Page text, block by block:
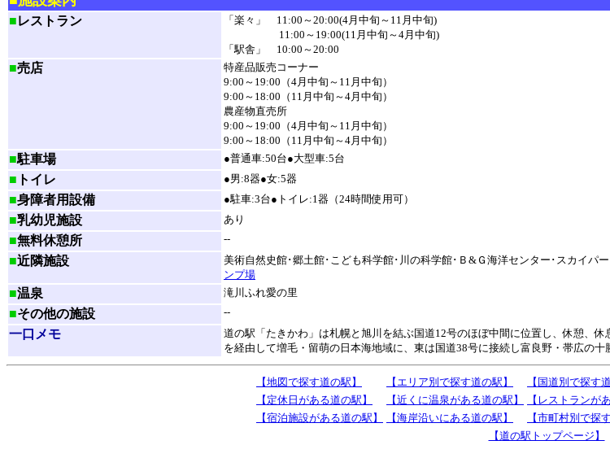
■レストラン
「楽々」 11:00～20:00(4月中旬～11月中旬)
11:00～19:00(11月中旬～4月中旬)
「駅舎」 10:00～20:00
■売店
特産品販売コーナー
9:00～19:00（4月中旬～11月中旬）
9:00～18:00（11月中旬～4月中旬）
農産物直売所
9:00～19:00（4月中旬～11月中旬）
9:00～18:00（11月中旬～4月中旬）
■駐車場 ●普通車:50台●大型車:5台
■ トイレ ●男:8器●女:5器
■身障者用設備 ●駐車:3台●トイレ:1器（24時間使用可）
■乳幼児施設 あり
■無料休憩所 --
■近隣施設 美術自然史館･郷土館･こども科学館･川の科学館･Ｂ&Ｇ海洋センター･スカイパー
ンプ場
■温泉 滝川ふれ愛の里
■その他の施設 --
一口メモ
道の駅「たきかわ」は札幌と旭川を結ぶ国道12号のほぼ中間に位置し、休憩、
を経由して増毛・留萌の日本海地域に、東は国道38号に接続し富良野・帯広の十
【地図で探す道の駅】 【エリア別で探す道の駅】 【国道別で探す
【定休日がある道の駅】
【近くに温泉がある道の駅】 【レストランが
【宿泊施設がある道の駅】
【海岸沿いにある道の駅】 【市町村別で探
【道の駅トップページ】